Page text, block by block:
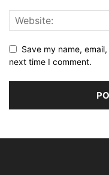
Save my name,
next time I comment.